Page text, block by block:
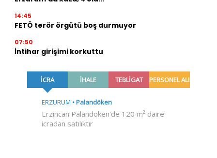
14:45
FETÖ terör örgütü boş durmuyor
07:50
İntihar girişimi korkuttu